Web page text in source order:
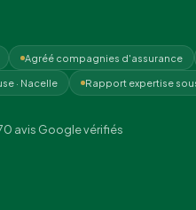
Agréé compagnies d'assurance
· Nacelle Rapport expertise
avis Google vérifiés